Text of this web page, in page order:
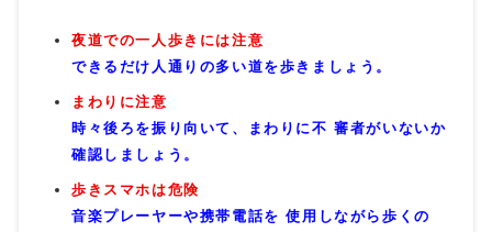
夜道での一人歩きには注意
できるだけ人通りの多い道を歩きましょう。
まわりに注意
時々後ろを振り向いて、まわりに不 審者がいないか
確認しましょう。
歩きスマホは危険
音楽プレーヤーや携帯電話を 使用しながら歩くの